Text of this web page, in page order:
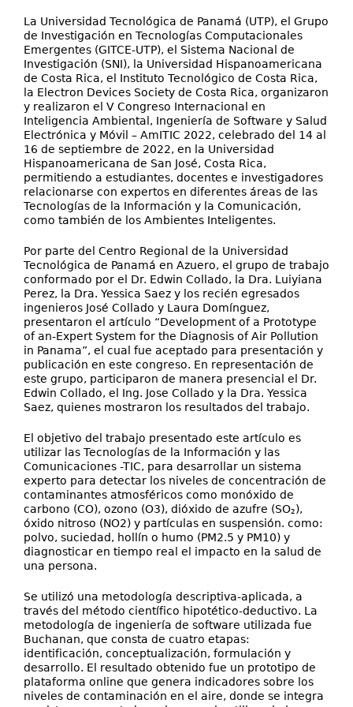
La Universidad Tecnológica de Panamá (UTP), el Grupo
de Investigación en Tecnologías Computacionales
Emergentes (GITCE-UTP), el Sistema Nacional de
Investigación (SNI), la Universidad Hispanoamericana
de Costa Rica, el Instituto Tecnológico de Costa Rica,
la Electron Devices Society de Costa Rica, organizaron
y realizaron el V Congreso Internacional en
Inteligencia Ambiental, Ingeniería de Software y Salud
Electrónica y Móvil – AmITIC 2022, celebrado del 14 al
16 de septiembre de 2022, en la Universidad
Hispanoamericana de San José, Costa Rica,
permitiendo a estudiantes, docentes e investigadores
relacionarse con expertos en diferentes áreas de las
Tecnologías de la Información y la Comunicación,
como también de los Ambientes Inteligentes.
Por parte del Centro Regional de la Universidad
Tecnológica de Panamá en Azuero, el grupo de trabajo
conformado por el Dr. Edwin Collado, la Dra. Luiyiana
Perez, la Dra. Yessica Saez y los recién egresados
ingenieros José Collado y Laura Domínguez,
presentaron el artículo “Development of a Prototype
of an-Expert System for the Diagnosis of Air Pollution
in Panama”, el cual fue aceptado para presentación y
publicación en este congreso. En representación de
este grupo, participaron de manera presencial el Dr.
Edwin Collado, el Ing. Jose Collado y la Dra. Yessica
Saez, quienes mostraron los resultados del trabajo.
El objetivo del trabajo presentado este artículo es
utilizar las Tecnologías de la Información y las
Comunicaciones -TIC, para desarrollar un sistema
experto para detectar los niveles de concentración de
contaminantes atmosféricos como monóxido de
carbono (CO), ozono (O3), dióxido de azufre (SO₂),
óxido nitroso (NO2) y partículas en suspensión. como:
polvo, suciedad, hollín o humo (PM2.5 y PM10) y
diagnosticar en tiempo real el impacto en la salud de
una persona.
Se utilizó una metodología descriptiva-aplicada, a
través del método científico hipotético-deductivo. La
metodología de ingeniería de software utilizada fue
Buchanan, que consta de cuatro etapas:
identificación, conceptualización, formulación y
desarrollo. El resultado obtenido fue un prototipo de
plataforma online que genera indicadores sobre los
niveles de contaminación en el aire, donde se integra